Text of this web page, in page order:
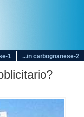
1 ...in carbognanese-2